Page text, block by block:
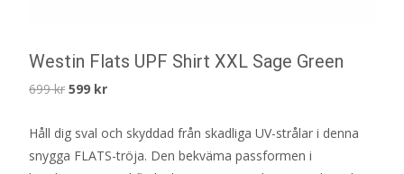
Westin Flats UPF Shirt XXL Sage Green
699kr Det
priset
var:
599 krDet
priset
är:
Håll dig sval och skyddad från skadliga UV-strålar i denna
snygga FLATS-tröja. Den bekväma passformen i